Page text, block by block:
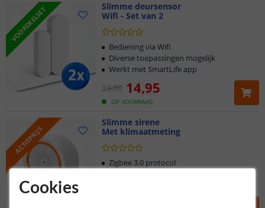
VOORDEELSET
Slimme deursensor
Wifi - Set van 2
OP VOORRAAD
19,90 14,95
Bediening via Wifi
Diverse toepassingen mogelijk
Werkt met SmartLife app
ACTIEPRIJS
Slimme sirene
Met klimaatmeting
Zigbee 3.0 protocol
Cookies